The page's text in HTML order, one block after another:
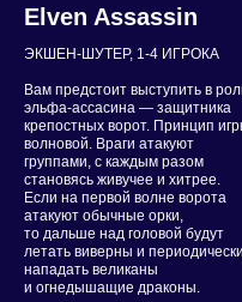
Elven Assassin
ЭКШЕН-ШУТЕР, 1-4 ИГРОКА
Вам предстоит выступить в
эльфа-ассасина — защитника
крепостных ворот. Принцип
волновой. Враги атакуют
группами, с каждым разом
становясь живучее и хитрее.
Если на первой волне ворота
атакуют обычные орки,
то дальше над головой будут
летать виверны и периодически
нападать великаны
и огнедышащие драконы.